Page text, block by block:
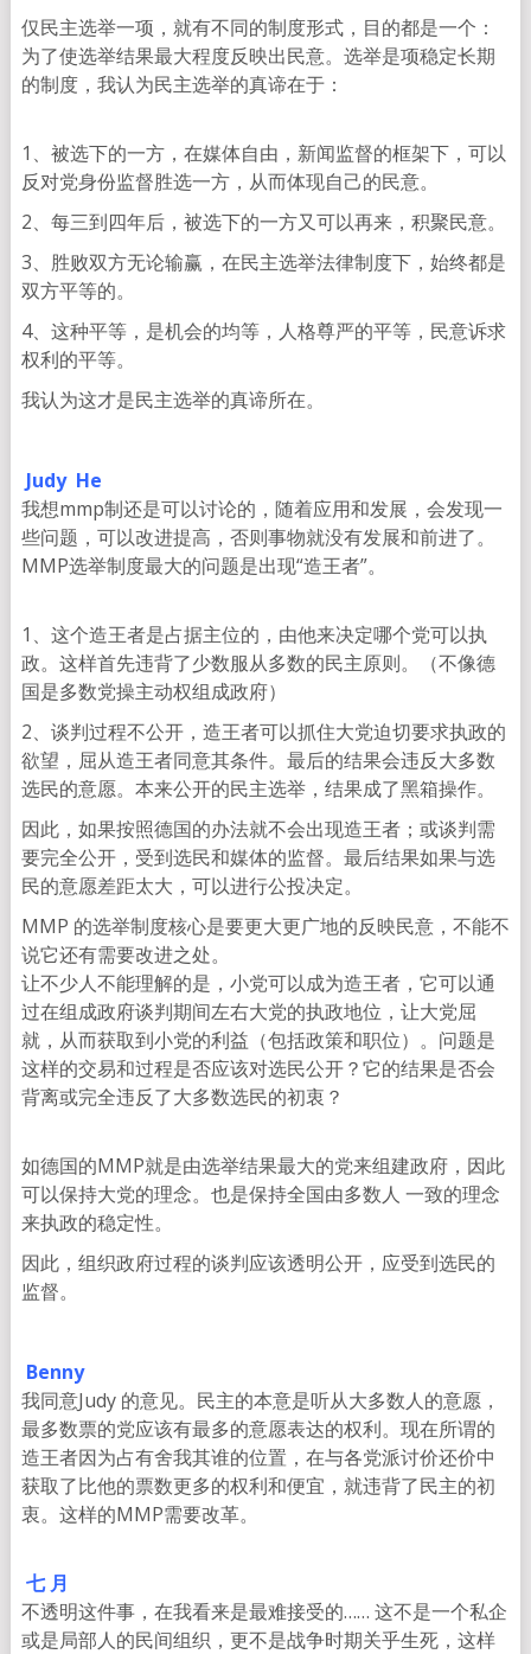
仅民主选举一项，就有不同的制度形式，目的都是一个：
为了使选举结果最大程度反映出民意。选举是项稳定长期
的制度，我认为民主选举的真谛在于：
1、被选下的一方，在媒体自由，新闻监督的框架下，可以
反对党身份监督胜选一方，从而体现自己的民意。
2、每三到四年后，被选下的一方又可以再来，积聚民意。
3、胜败双方无论输赢，在民主选举法律制度下，始终都是
双方平等的。
4、这种平等，是机会的均等，人格尊严的平等，民意诉求
权利的平等。
我认为这才是民主选举的真谛所在。
Judy He
我想mmp制还是可以讨论的，随着应用和发展，会发现一
些问题，可以改进提高，否则事物就没有发展和前进了。
MMP选举制度最大的问题是出现“造王者”。
1、这个造王者是占据主位的，由他来决定哪个党可以执
政。这样首先违背了少数服从多数的民主原则。（不像德
国是多数党操主动权组成政府）
2、谈判过程不公开，造王者可以抓住大党迫切要求执政的
欲望，屈从造王者同意其条件。最后的结果会违反大多数
选民的意愿。本来公开的民主选举，结果成了黑箱操作。
因此，如果按照德国的办法就不会出现造王者；或谈判需
要完全公开，受到选民和媒体的监督。最后结果如果与选
民的意愿差距太大，可以进行公投决定。
MMP 的选举制度核心是要更大更广地的反映民意，不能不
说它还有需要改进之处。
让不少人不能理解的是，小党可以成为造王者，它可以通
过在组成政府谈判期间左右大党的执政地位，让大党屈
就，从而获取到小党的利益（包括政策和职位）。问题是
这样的交易和过程是否应该对选民公开？它的结果是否会
背离或完全违反了大多数选民的初衷？
如德国的MMP就是由选举结果最大的党来组建政府，因此
可以保持大党的理念。也是保持全国由多数人 一致的理念
来执政的稳定性。
因此，组织政府过程的谈判应该透明公开，应受到选民的
监督。
Benny
我同意Judy 的意见。民主的本意是听从大多数人的意愿，
最多数票的党应该有最多的意愿表达的权利。现在所谓的
造王者因为占有舍我其谁的位置，在与各党派讨价还价中
获取了比他的票数更多的权利和便宜，就违背了民主的初
衷。这样的MMP需要改革。
七 月
不透明这件事，在我看来是最难接受的…… 这不是一个私企
或是局部人的民间组织，更不是战争时期关乎生死，这样